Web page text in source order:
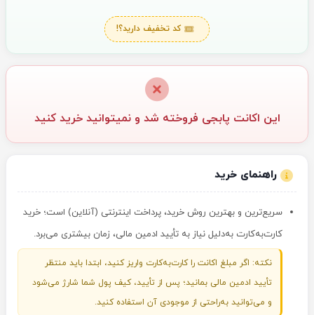
کد تخفیف دارید؟!
این اکانت پابجی فروخته شد و نمیتوانید خرید کنید
راهنمای خرید
سریع‌ترین و بهترین روش خرید، پرداخت اینترنتی (آنلاین) است؛ خرید
کارت‌به‌کارت به‌دلیل نیاز به تأیید ادمین مالی، زمان بیشتری می‌برد.
نکته: اگر مبلغ اکانت را کارت‌به‌کارت واریز کنید، ابتدا باید منتظر
تأیید ادمین مالی بمانید؛ پس از تأیید، کیف پول شما شارژ می‌شود
و می‌توانید به‌راحتی از موجودی آن استفاده کنید.